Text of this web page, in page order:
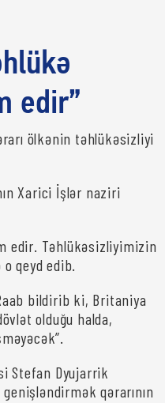
edir”
ölkənin təhlükəsizliyi
Xarici İşlər naziri
edir. Təhlükəsizliyimizin
o qeyd edib.
bildirib ki, Britaniya
olduğu halda,
Stefan Dyujarrik
qərarının